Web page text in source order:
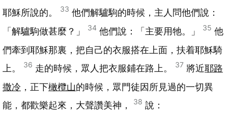
耶穌所說的。
33 他們解驢駒的時候，主人問他們說：
「解驢駒做甚麼？」
34 他們說：「主要用牠。」 35 他
們牽到耶穌那裏，把自己的衣服搭在上面，扶着耶穌騎
上。
36 走的時候，眾人把衣服鋪在路上。 37 將近耶路
撒冷 ，正下橄欖山的時候，眾門徒因所見過的一切異
能，都歡樂起來，大聲讚美神，
38 說：